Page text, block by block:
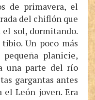
de primavera, el
del chiflón que
el sol, dormitando.
Un poco más
planicie,
una parte del río
gargantas antes
el León joven. Era